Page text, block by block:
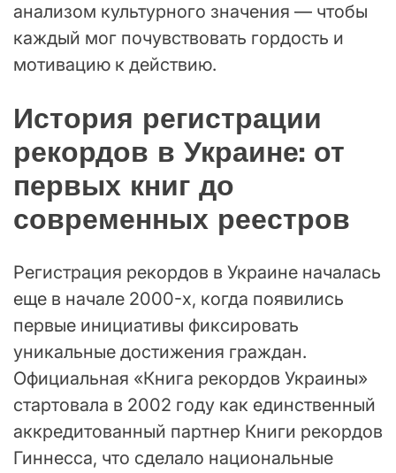
анализом культурного значения — чтобы
каждый мог почувствовать гордость и
мотивацию к действию.
История регистрации
рекордов в Украине: от
первых книг до
современных реестров
Регистрация рекордов в Украине началась
еще в начале 2000-х, когда появились
первые инициативы фиксировать
уникальные достижения граждан.
Официальная «Книга рекордов Украины»
стартовала в 2002 году как единственный
аккредитованный партнер Книги рекордов
Гиннесса, что сделало национальные